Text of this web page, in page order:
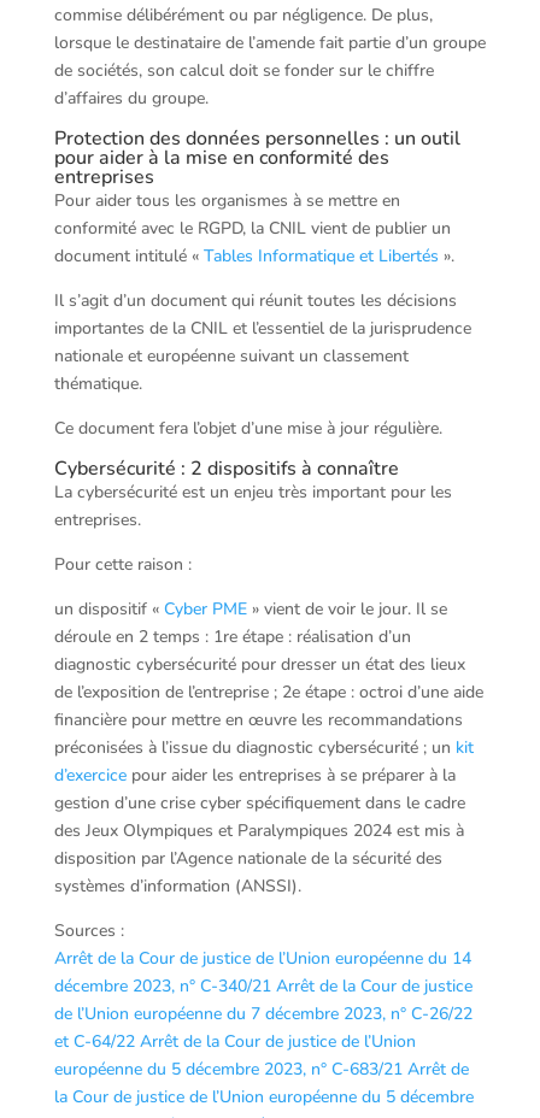
commise délibérément ou par négligence. De plus,
lorsque le destinataire de l’amende fait partie d’un groupe
de sociétés, son calcul doit se fonder sur le chiffre
d’affaires du groupe.
Protection des données personnelles : un outil
pour aider à la mise en conformité des
entreprises
Pour aider tous les organismes à se mettre en
conformité avec le RGPD, la CNIL vient de publier un
document intitulé « Tables Informatique et Libertés ».
Il s’agit d’un document qui réunit toutes les décisions
importantes de la CNIL et l’essentiel de la jurisprudence
nationale et européenne suivant un classement
thématique.
Ce document fera l’objet d’une mise à jour régulière.
Cybersécurité : 2 dispositifs à connaître
La cybersécurité est un enjeu très important pour les
entreprises.
Pour cette raison :
un dispositif « Cyber PME» vient de voir le jour. Il se
déroule en 2 temps : 1re étape : réalisation d’un
diagnostic cybersécurité pour dresser un état des lieux
de l’exposition de l’entreprise ; 2e étape : octroi d’une aide
financière pour mettre en œuvre les recommandations
préconisées à l’issue du diagnostic cybersécurité ; un kit
d’exercicepour aider les entreprises à se préparer à la
gestion d’une crise cyber spécifiquement dans le cadre
des Jeux Olympiques et Paralympiques 2024 est mis à
disposition par l’Agence nationale de la sécurité des
systèmes d’information (ANSSI).
Sources :
Arrêt de la Cour de justice de l’Union européenne du 14
décembre 2023, n° C-340/21 Arrêt de la Cour de justice
de l’Union européenne du 7 décembre 2023, n° C-26/22
et C-64/22 Arrêt de la Cour de justice de l’Union
européenne du 5 décembre 2023, n° C-683/21 Arrêt de
la Cour de justice de l’Union européenne du 5 décembre